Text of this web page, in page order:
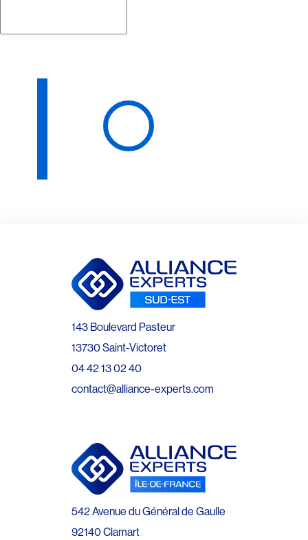
143 Boulevard Pasteur
13730 Saint-Victoret
04 42 13 02 40
contact@alliance-experts.com
542 Avenue du Général de Gaulle
92140 Clamart